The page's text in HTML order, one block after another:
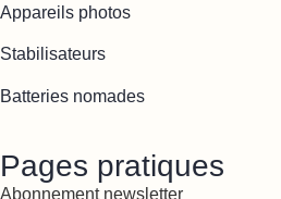
Appareils photos
Stabilisateurs
Batteries nomades
Pages pratiques
Abonnement newsletter